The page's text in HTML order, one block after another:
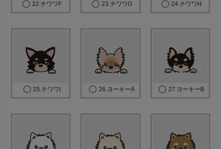
22.チワワF 23.チワワG 24.チワワH
25.チワワI 26.ヨーキーA 27.ヨーキーB